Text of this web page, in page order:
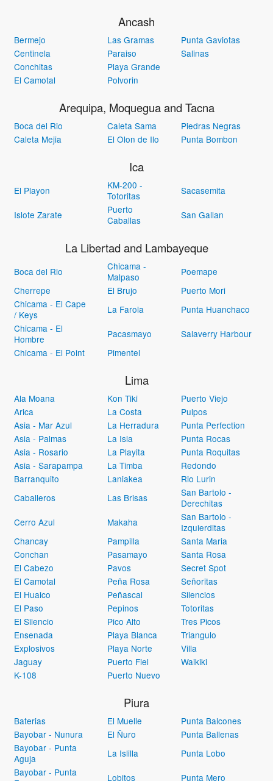
Ancash
Bermejo Las Gramas
Punta Gaviotas
Centinela
Paraiso
Salinas
Conchitas
Playa Grande
El Camotal
Polvorin
Arequipa, Moquegua and Tacna
Boca del Rio Caleta Sama
Piedras Negras
Caleta Mejia
El Olon de Ilo Punta Bombon
Ica
El Playon
KM-200 -
Totoritas
Sacasemita
Islote Zarate
Puerto
Caballas
San Gallan
La Libertad and Lambayeque
Boca del Rio
Chicama -
Malpaso
Poemape
Cherrepe
El Brujo
Puerto Mori
Chicama - El Cape
/ Keys
La Farola
Punta Huanchaco
Chicama - El
Hombre
Pacasmayo
Salaverry Harbour
Chicama - El Point
Pimentel
Lima
Ala Moana Kon Tiki
Puerto Viejo
Arica
La Costa
Pulpos
Asia - Mar Azul
La Herradura
Punta Perfection
Asia - Palmas
La Isla
Punta Rocas
Asia - Rosario
La Playita
Punta Roquitas
Asia - Sarapampa
La Timba
Redondo
Barranquito
Laniakea
Rio Lurin
Caballeros
Las Brisas
San Bartolo -
Derechitas
Cerro Azul
Makaha
San Bartolo -
Izquierditas
Chancay
Pampilla
Santa Maria
Conchan
Pasamayo
Santa Rosa
El Cabezo
Pavos
Secret Spot
El Camotal
Peña Rosa
Señoritas
El Huaico
Peñascal
Silencios
El Paso
Pepinos
Totoritas
El Silencio
Pico Alto
Tres Picos
Ensenada
Playa Blanca
Triangulo
Explosivos
Playa Norte
Villa
Jaguay
Puerto Fiel
Waikiki
K-108
Puerto Nuevo
Piura
Baterias El Muelle
Punta Balcones
Bayobar - Nunura
El Ñuro
Punta Ballenas
Bayobar - Punta
Aguja
La Islilla
Punta Lobo
Bayobar - Punta
Lobitos Punta Mero